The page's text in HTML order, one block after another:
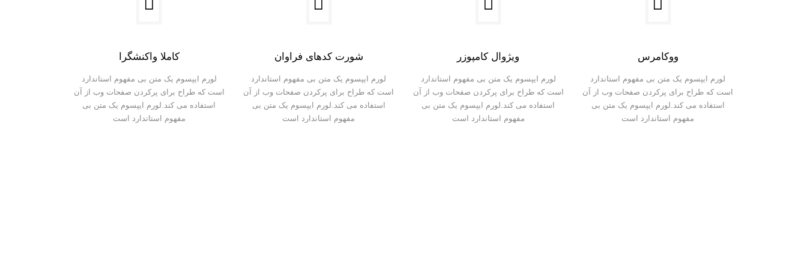
ووکامرس
لورم ایپسوم یک متن بی مفهوم استاندارد
است که طراح برای پرکردن صفحات وب از آن
استفاده می کند.لورم ایپسوم یک متن بی
مفهوم استاندارد است
ویژوال کامپوزر
لورم ایپسوم یک متن بی مفهوم استاندارد
است که طراح برای پرکردن صفحات وب از آن
استفاده می کند.لورم ایپسوم یک متن بی
مفهوم استاندارد است
شورت کدهای فراوان
لورم ایپسوم یک متن بی مفهوم استاندارد
است که طراح برای پرکردن صفحات وب از آن
استفاده می کند.لورم ایپسوم یک متن بی
مفهوم استاندارد است
کاملا واکنشگرا
لورم ایپسوم یک متن بی مفهوم استاندارد
است که طراح برای پرکردن صفحات وب از آن
استفاده می کند.لورم ایپسوم یک متن بی
مفهوم استاندارد است